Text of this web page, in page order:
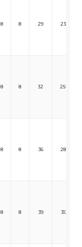
8 8 29 233
8 8 32 254
8 8 36 285
8 8 39 312